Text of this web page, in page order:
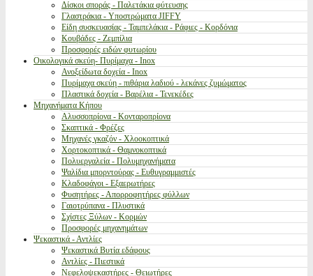
Δίσκοι σποράς - Παλετάκια φύτευσης
Γλαστράκια - Υποστρώματα JIFFY
Είδη συσκευασίας - Ταμπελάκια - Ράφιες - Κορδόνια
Κουβάδες - Ζεμπίλια
Προσφορές ειδών φυτωρίου
Οικολογικά σκεύη- Πυρίμαχα - Inox
Ανοξείδωτα δοχεία - Inox
Πυρίμαχα σκεύη - πιθάρια λαδιού - λεκάνες ζυμώματος
Πλαστικά δοχεία - Βαρέλια - Τενεκέδες
Μηχανήματα Κήπου
Αλυσσοπρίονα - Κονταροπρίονα
Σκαπτικά - Φρέζες
Μηχανές γκαζόν - Χλοοκοπτικά
Χορτοκοπτικά - Θαμνοκοπτικά
Πολυεργαλεία - Πολυμηχανήματα
Ψαλίδια μπορντούρας - Ευθυγραμμιστές
Κλαδοφάγοι - Εξαερωτήρες
Φυσητήρες - Απορροφητήρες φύλλων
Γαιοτρύπανα - Πλυστικά
Σχίστες Ξύλων - Κορμών
Προσφορές μηχανημάτων
Ψεκαστικά - Αντλίες
Ψεκαστικά Βυτία εδάφους
Αντλίες - Πιεστικά
Νεφελοψεκαστήρες - Θειωτήρες